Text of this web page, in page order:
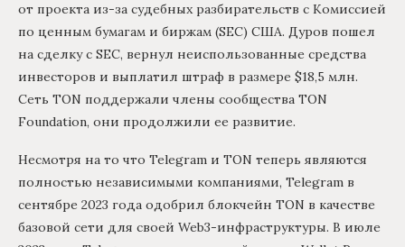
от проекта из-за судебных разбирательств с Комиссией
по ценным бумагам и биржам (SEC) США. Дуров пошел
на сделку с SEC, вернул неиспользованные средства
инвесторов и выплатил штраф в размере $18,5 млн.
Сеть TON поддержали члены сообщества TON
Foundation, они продолжили ее развитие.
Несмотря на то что Telegram и TON теперь являются
полностью независимыми компаниями, Telegram в
сентябре 2023 года одобрил блокчейн TON в качестве
базовой сети для своей Web3-инфраструктуры. В июле